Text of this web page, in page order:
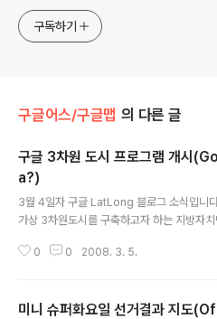
구독하기
구글어스/구글맵 의 다른 글
구글 3차원 도시 프로그램 개시
a?)
3월 4일자 구글 LatLong 블로그 소식입니
가상 3차원도시를 구축하고자 하는 지방자치
램입니다. 제가 구글어스와 버추얼어스의 3차
혹은 일반사용자의 자발적인 참여를 통해 3D
0 0 2008. 3. 5.
미니 슈퍼화요일 선거결과 지도